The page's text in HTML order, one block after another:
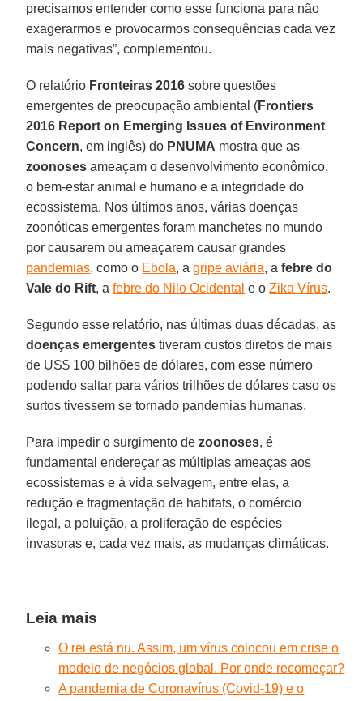
precisamos entender como esse funciona para não
exagerarmos e provocarmos consequências cada vez
mais negativas”, complementou.
O relatório Fronteiras 2016 sobre questões
emergentes de preocupação ambiental (Frontiers
2016 Report on Emerging Issues of Environment
Concern, em inglês) do PNUMA mostra que as
zoonoses ameaçam o desenvolvimento econômico,
o bem-estar animal e humano e a integridade do
ecossistema. Nos últimos anos, várias doenças
zoonóticas emergentes foram manchetes no mundo
por causarem ou ameaçarem causar grandes
pandemias, como o Ebola, agripe aviária, afebre do
Vale do Rift, afebre do Nilo Ocidental e oZika Vírus.
Segundo esse relatório, nas últimas duas décadas, as
doenças emergentes tiveram custos diretos de mais
de US$ 100 bilhões de dólares, com esse número
podendo saltar para vários trilhões de dólares caso os
surtos tivessem se tornado pandemias humanas.
Para impedir o surgimento dezoonoses, é
fundamental endereçar as múltiplas ameaças aos
ecossistemas e à vida selvagem, entre elas, a
redução e fragmentação de habitats, o comércio
ilegal, a poluição, a proliferação de espécies
invasoras e, cada vez mais, as mudanças climáticas.
Leia mais
O rei está nu. Assim, um vírus colocou em crise o
modelo de negócios global. Por onde recomeçar?
A pandemia de Coronavírus (Covid-19) e o